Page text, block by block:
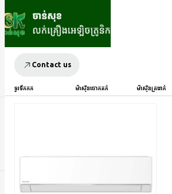
Contact us
ទូរទឹកកក ម៉ាស៊ីនបោកគក់ ម៉ាស៊ីនត្រជាក់